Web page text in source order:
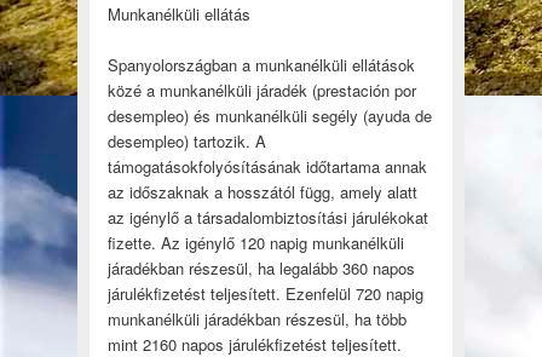
Munkanélküli ellátás
Spanyolországban a munkanélküli ellátások
közé a munkanélküli járadék (prestación por
desempleo) és munkanélküli segély (ayuda de
desempleo) tartozik. A
támogatásokfolyósításának időtartama annak
az időszaknak a hosszától függ, amely alatt
az igénylő a társadalombiztosítási járulékokat
fizette. Az igénylő 120 napig munkanélküli
járadékban részesül, ha legalább 360 napos
járulékfizetést teljesített. Ezenfelül 720 napig
munkanélküli járadékban részesül, ha több
mint 2160 napos járulékfizetést teljesített.